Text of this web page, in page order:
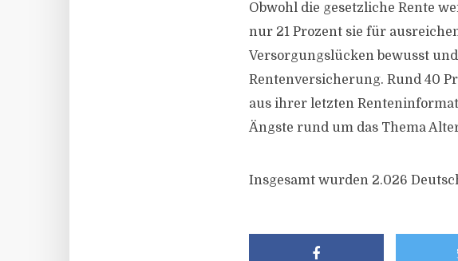
Obwohl die gesetzliche Rente
nur 21 Prozent sie für
Versorgungslücken bewusst
Rentenversicherung. Rund 40
aus ihrer letzten
Ängste rund um das Thema
Insgesamt wurden 2.026